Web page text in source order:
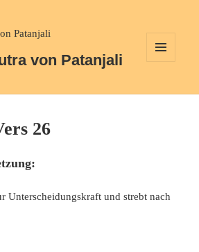
von Patanjali
26
Unterscheidungskraft und strebt nach